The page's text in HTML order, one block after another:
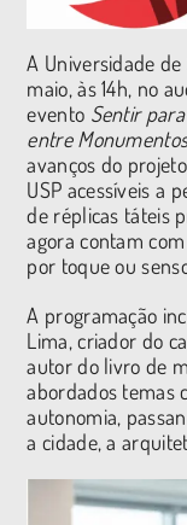
A Universidade de
maio, às 14h, no
evento Sentir
entre
avanços do
USP acessíveis a
de réplicas táteis
agora contam
por toque ou
A programação
Lima, criador do
autor do livro de
abordados temas
autonomia,
a cidade, a